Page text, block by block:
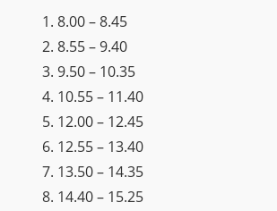
8.00 – 8.45
8.55 – 9.40
9.50 – 10.35
10.55 – 11.40
12.00 – 12.45
12.55 – 13.40
13.50 – 14.35
14.40 – 15.25